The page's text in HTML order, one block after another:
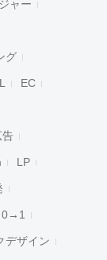
ャー
グ
EC
告
LP
0→1
デザイン